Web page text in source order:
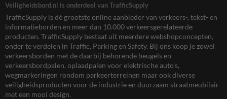
Veiligheidsbord.nl is onderdeel van TrafficSupply
TrafficSupply is dé grootste online aanbieder van verkeers-, tekst- en
informatieborden en meer dan 10.000 verkeersgerelateerde
producten. TrafficSupply bestaat uit meerdere webshopconcepten,
onder te verdelen in Traffic, Parking en Safety. Bij ons koop je zowel
verkeersborden met de daarbij behorende beugels en
verkeersbordpalen, oplaadpalen voor elektrische auto’s,
wegmarkeringen rondom parkeerterreinen maar ook diverse
veiligheidsproducten voor de industrie en duurzaam straatmeubilair
met een mooi design.